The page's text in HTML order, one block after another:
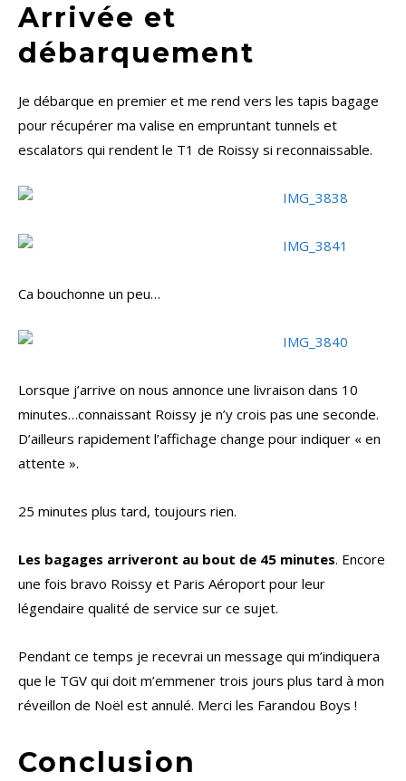
Arrivée et
débarquement
Je débarque en premier et me rend vers les tapis bagage
pour récupérer ma valise en empruntant tunnels et
escalators qui rendent le T1 de Roissy si reconnaissable.
Ca bouchonne un peu…
Lorsque j’arrive on nous annonce une livraison dans 10
minutes…connaissant Roissy je n’y crois pas une seconde.
D’ailleurs rapidement l’affichage change pour indiquer « en
attente ».
25 minutes plus tard, toujours rien.
Les bagages arriveront au bout de 45 minutes. Encore
une fois bravo Roissy et Paris Aéroport pour leur
légendaire qualité de service sur ce sujet.
Pendant ce temps je recevrai un message qui m’indiquera
que le TGV qui doit m’emmener trois jours plus tard à mon
réveillon de Noël est annulé. Merci les Farandou Boys !
Conclusion